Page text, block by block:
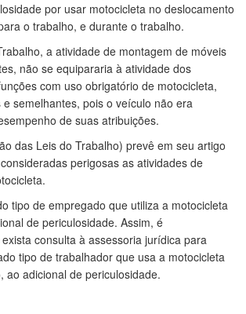
por usar motocicleta no deslocamento
o trabalho, e durante o trabalho.
a atividade de montagem de móveis
não se equipararia à atividade dos
com uso obrigatório de motocicleta,
semelhantes, pois o veículo não era
de suas atribuições.
das Leis do Trabalho) prevê em seu artigo
perigosas as atividades de
tipo de empregado que utiliza a motocicleta
de periculosidade. Assim, é
consulta à assessoria jurídica para
tipo de trabalhador que usa a motocicleta
ao adicional de periculosidade.